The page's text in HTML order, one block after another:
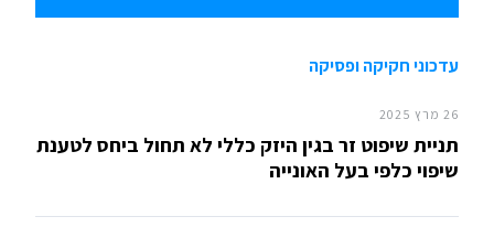
עדכוני חקיקה ופסיקה
26 מרץ 2025
תניית שיפוט זר בגין היזק כללי לא תחול ביחס לטענת
שיפוי כלפי בעל האונייה